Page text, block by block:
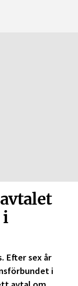
i
Efter sex år
i